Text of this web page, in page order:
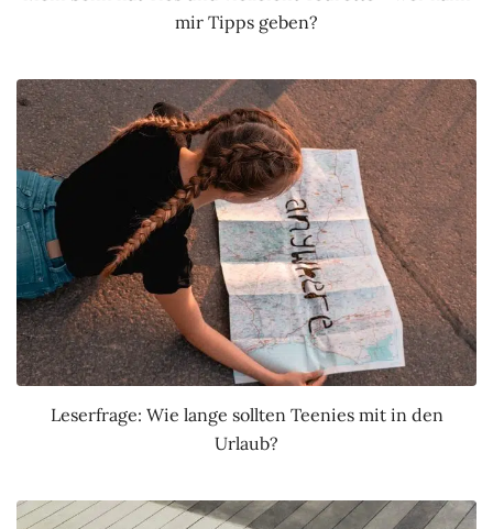
mir Tipps geben?
Leserfrage: Wie lange sollten Teenies mit in den
Urlaub?